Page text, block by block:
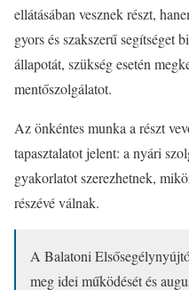
ellátásában vesznek részt,
gyors és szakszerű segítséget
állapotát, szükség esetén
mentőszolgálatot.
Az önkéntes munka a részt
tapasztalatot jelent: a nyári
gyakorlatot szerezhetnek,
részévé válnak.
A Balatoni
meg idei működését és